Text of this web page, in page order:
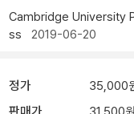
Cambridge University
ss 2019-06-20
정가 35,000
판매가